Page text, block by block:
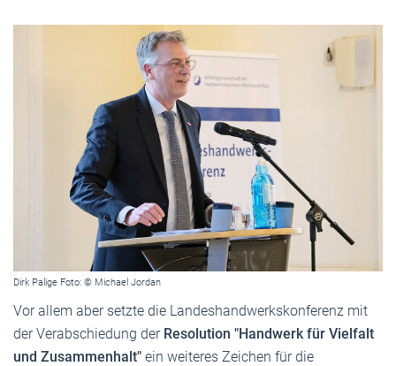
Dirk Palige Foto: © Michael Jordan
Vor allem aber setzte die Landeshandwerkskonferenz mit
der Verabschiedung der Resolution "Handwerk für Vielfalt
und Zusammenhalt" ein weiteres Zeichen für die